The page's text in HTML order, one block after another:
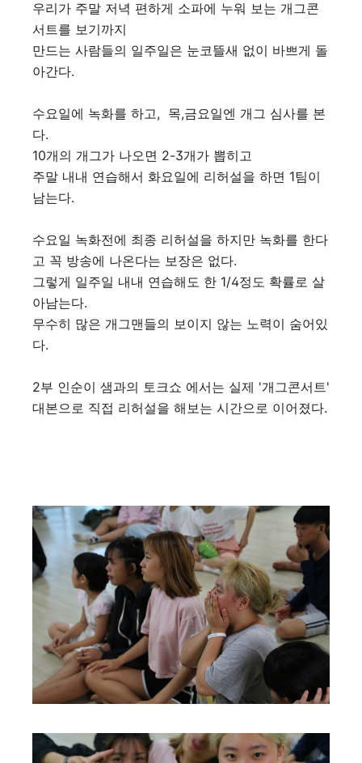
우리가 주말 저녁 편하게 소파에 누워 보는 개그콘
서트를 보기까지
만드는 사람들의 일주일은 눈코뜰새 없이 바쁘게 돌
아간다.
수요일에 녹화를 하고, 목,금요일엔 개그 심사를 본
다.
10개의 개그가 나오면 2-3개가 뽑히고
주말 내내 연습해서 화요일에 리허설을 하면 1팀이
남는다.
수요일 녹화전에 최종 리허설을 하지만 녹화를 한다
고 꼭 방송에 나온다는 보장은 없다.
그렇게 일주일 내내 연습해도 한 1/4정도 확률로 살
아남는다.
무수히 많은 개그맨들의 보이지 않는 노력이 숨어있
다.
2부 인순이 샘과의 토크쇼 에서는 실제 '개그콘서트'
대본으로 직접 리허설을 해보는 시간으로 이어졌다.